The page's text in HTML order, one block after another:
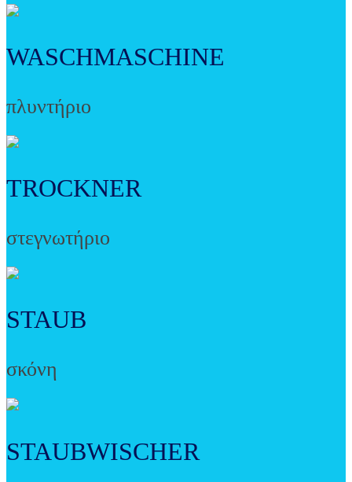
WASCHMASCHINE
πλυντήριο
TROCKNER
στεγνωτήριο
STAUB
σκόνη
STAUBWISCHER